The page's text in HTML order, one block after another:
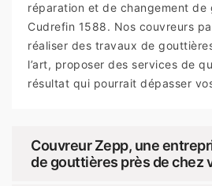
réparation et de changement de
Cudrefin 1588. Nos couvreurs
réaliser des travaux de
l’art, proposer des services de
résultat qui pourrait dépasser
Couvreur Zepp, une
de gouttières près de chez